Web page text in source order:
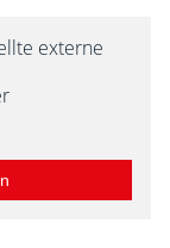
externe